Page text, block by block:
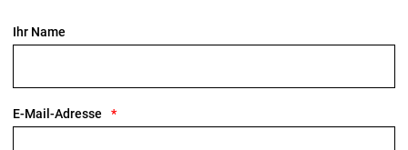
integriertes Staufach, konisches Steuerrohr, interne
Zugführung, 3S-Kettenführung, Schutzblechösen,
Flat Mount Bremsaufnahme, 142 x12 mm
Ihr Name
E-Mail-Adresse